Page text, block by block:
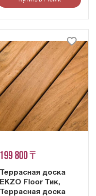
199 800 ₸
Террасная доска
EKZO Floor Тик,
Террасная доска